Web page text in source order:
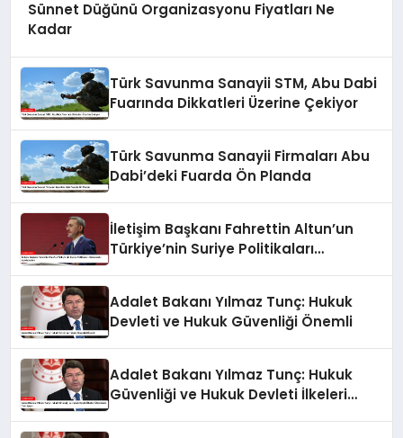
Sünnet Düğünü Organizasyonu Fiyatları Ne
Kadar
Türk Savunma Sanayii STM, Abu Dabi
Fuarında Dikkatleri Üzerine Çekiyor
Türk Savunma Sanayii Firmaları Abu
Dabi’deki Fuarda Ön Planda
İletişim Başkanı Fahrettin Altun’un
Türkiye’nin Suriye Politikaları
Adalet Bakanı Yılmaz Tunç: Hukuk
Devleti ve Hukuk Güvenliği Önemli
Adalet Bakanı Yılmaz Tunç: Hukuk
Güvenliği ve Hukuk Devleti İlkeleri